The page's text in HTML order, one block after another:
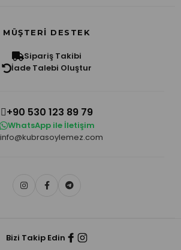
MÜŞTERI DESTEK
Sipariş Takibi
İade Talebi Oluştur
+90 530 123 89 79
WhatsApp ile İletişim
info@kubrasoylemez.com
Bizi Takip Edin